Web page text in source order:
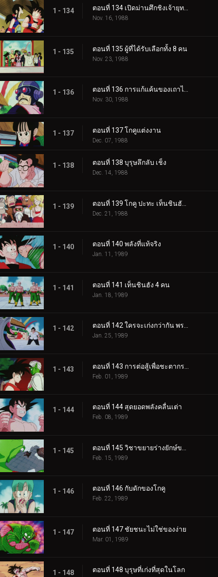
1 - 134 ตอนที่ 134 เปิดม่านศึกชิงเจ้ายุทธภพ
Nov. 16, 1988
1 - 135 ตอนที่ 135 ผู้ที่ได้รับเลือกทั้ง 8 คน
Nov. 23, 1988
1 - 136 ตอนที่ 136 การแก้แค้นของเถาไปไป
Nov. 30, 1988
1 - 137 ตอนที่ 137 โกคูแต่งงาน
Dec. 07, 1988
1 - 138 ตอนที่ 138 บุรุษลึกลับ เช็ง
Dec. 14, 1988
1 - 139
Dec. 21, 1988
1 - 140 ตอนที่ 140 พลังที่แท้จริง
Jan. 11, 1989
1 - 141 ตอนที่ 141 เท็นชินฮัง 4 คน
Jan. 18, 1989
1 - 142 ตอนที่ 142 ใครจะเก่งกว่ากัน พระเจ้าหรือปีศาจ
Jan. 25, 1989
1 - 143
Feb. 01, 1989
1 - 144 ตอนที่ 144 สุดยอดพลังคลื่นเต่า
Feb. 08, 1989
1 - 145
Feb. 15, 1989
1 - 146 ตอนที่ 146 กับดักของโกคู
Feb. 22, 1989
1 - 147 ตอนที่ 147 ชัยชนะไม่ใช่ของง่าย
Mar. 01, 1989
1 - 148 ตอนที่ 148 บุรุษที่เก่งที่สุดในโลก